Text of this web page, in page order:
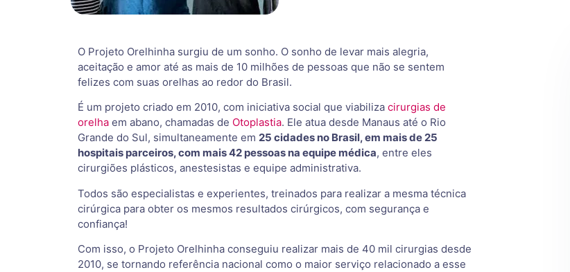
O Projeto Orelhinha surgiu de um sonho. O sonho de levar mais alegria,
aceitação e amor até as mais de 10 milhões de pessoas que não se sentem
felizes com suas orelhas ao redor do Brasil.
É um projeto criado em 2010, com iniciativa social que viabiliza cirurgias de
orelha em abano, chamadas de Otoplastia. Ele atua desde Manaus até o Rio
Grande do Sul, simultaneamente em 25 cidades no Brasil, em mais de 25
hospitais parceiros, com mais 42 pessoas na equipe médica, entre eles
cirurgiões plásticos, anestesistas e equipe administrativa.
Todos são especialistas e experientes, treinados para realizar a mesma técnica
cirúrgica para obter os mesmos resultados cirúrgicos, com segurança e
confiança!
Com isso, o Projeto Orelhinha conseguiu realizar mais de 40 mil cirurgias desde
2010, se tornando referência nacional como o maior serviço relacionado a esse